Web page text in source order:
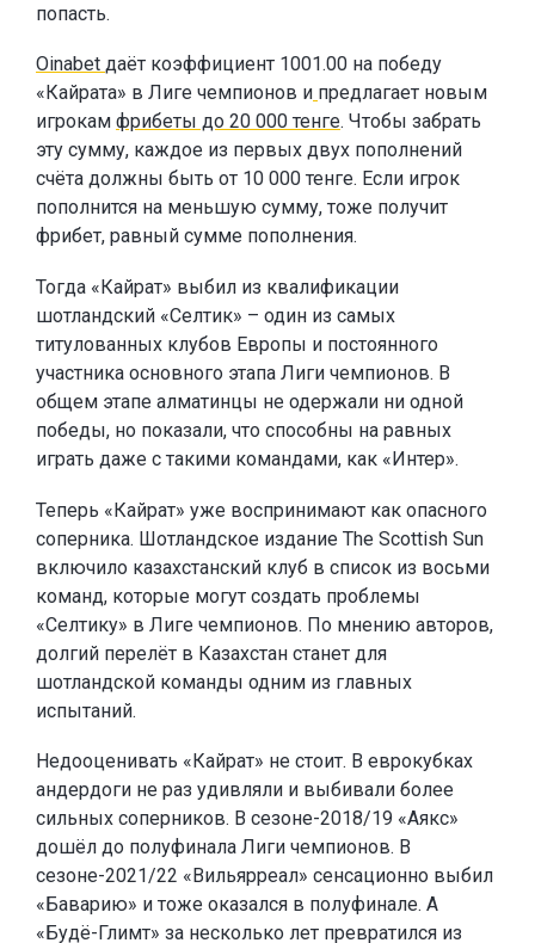
попасть.
Oinabet даёт коэффициент 1001.00 на победу
«Кайрата» в Лиге чемпионов и предлагает новым
игрокам фрибеты до 20 000 тенге. Чтобы забрать
эту сумму, каждое из первых двух пополнений
счёта должны быть от 10 000 тенге. Если игрок
пополнится на меньшую сумму, тоже получит
фрибет, равный сумме пополнения.
Тогда «Кайрат» выбил из квалификации
шотландский «Селтик» – один из самых
титулованных клубов Европы и постоянного
участника основного этапа Лиги чемпионов. В
общем этапе алматинцы не одержали ни одной
победы, но показали, что способны на равных
играть даже с такими командами, как «Интер».
Теперь «Кайрат» уже воспринимают как опасного
соперника. Шотландское издание The Scottish Sun
включило казахстанский клуб в список из восьми
команд, которые могут создать проблемы
«Селтику» в Лиге чемпионов. По мнению авторов,
долгий перелёт в Казахстан станет для
шотландской команды одним из главных
испытаний.
Недооценивать «Кайрат» не стоит. В еврокубках
андердоги не раз удивляли и выбивали более
сильных соперников. В сезоне-2018/19 «Аякс»
дошёл до полуфинала Лиги чемпионов. В
сезоне-2021/22 «Вильярреал» сенсационно выбил
«Баварию» и тоже оказался в полуфинале. А
«Будё-Глимт» за несколько лет превратился из